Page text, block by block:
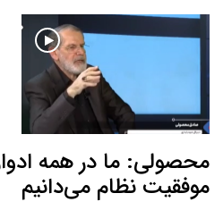
محصولی: ما در همه
موفقیت نظام می‌دانیم